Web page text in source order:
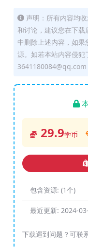
声明：所有内容均
和讨论，建议您在下
中删除上述内容，如
源。如若本站内容侵犯
3641180084@qq.com
29.9学币
包含资源: (1个)
最近更新: 2024-
下载遇到问题？可联